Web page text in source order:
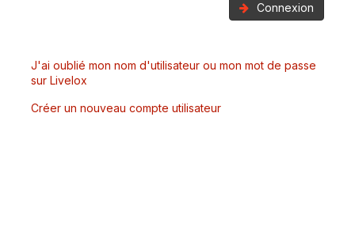
Connexion
J'ai oublié mon nom d'utilisateur ou mon mot de passe
sur Livelox
Créer un nouveau compte utilisateur